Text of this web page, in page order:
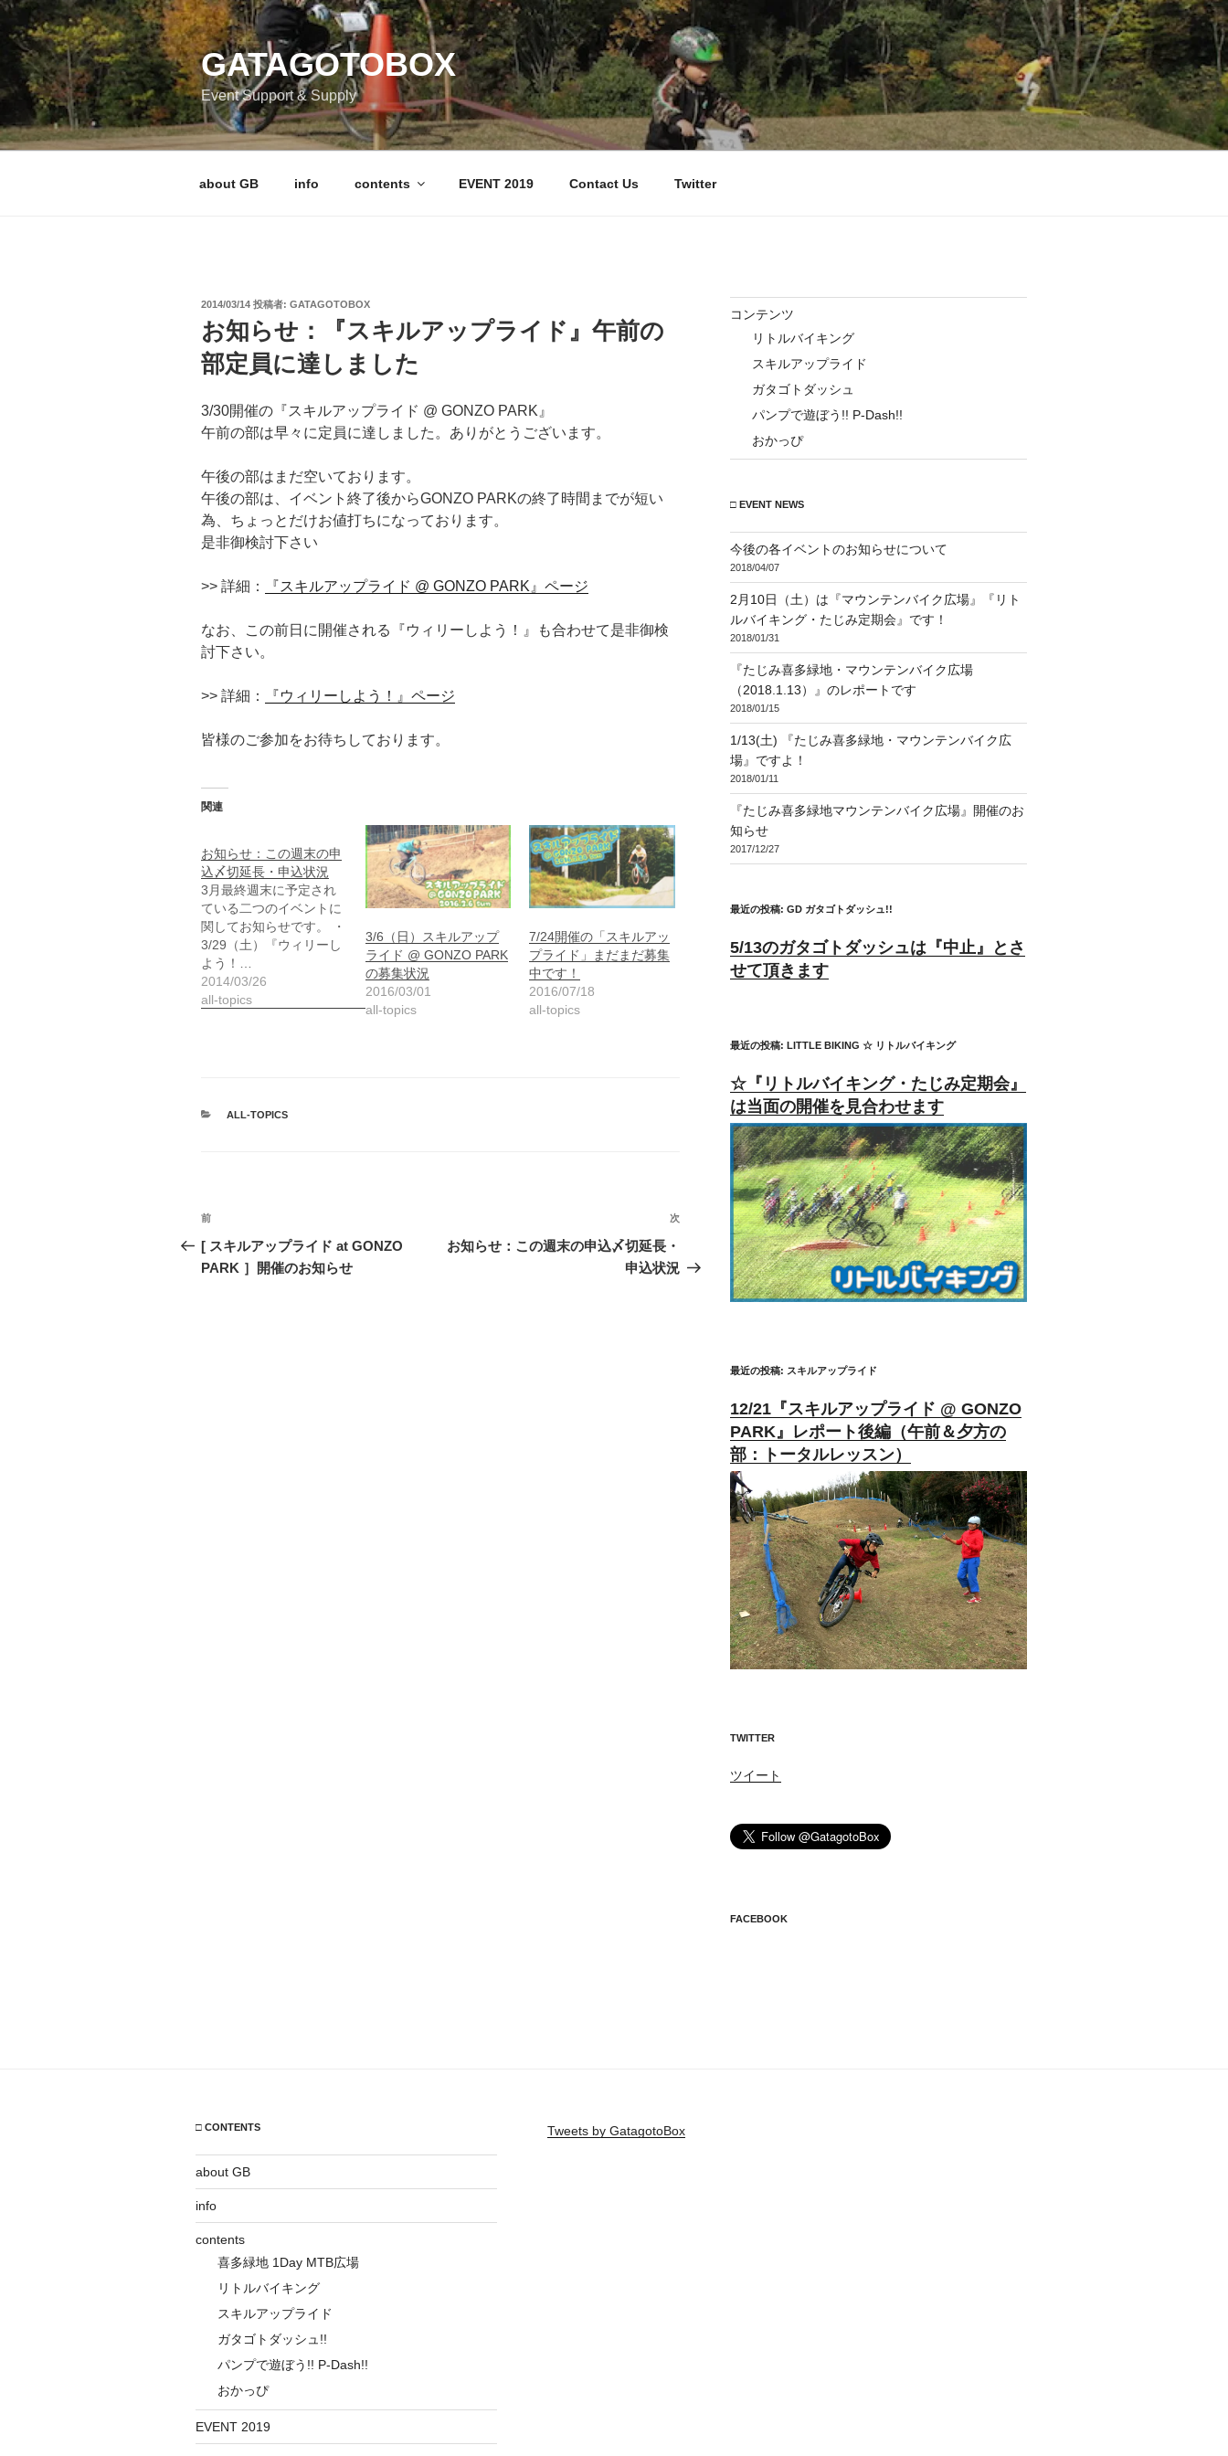
コ
ン
ツ
ス
GATAGOTOBOX
Event Support & Supply
about GB info contents EVENT 2019 Contact Us Twitter
投
日:
2014/03/14 投稿者: GATAGOTOBOX
お知らせ：『スキルアップライド』午前の
部定員に達しました
3/30開催の『スキルアップライド @ GONZO PARK』
午前の部は早々に定員に達しました。ありがとうございます。
午後の部はまだ空いております。
午後の部は、イベント終了後からGONZO PARKの終了時間までが短い
為、ちょっとだけお値打ちになっております。
是非御検討下さい
>> 詳細： 『スキルアップライド @ GONZO PARK』ページ
なお、この前日に開催される『ウィリーしよう！』も合わせて是非御検
討下さい。
>> 詳細： 『ウィリーしよう！』ページ
皆様のご参加をお待ちしております。
関連
お知らせ：この週末の申
込〆切延長・申込状況
3月最終週末に予定され
ている二つのイベントに
関してお知らせです。 ・
3/29（土）『ウィリーし
よう！…
2014/03/26
all-topics
3/6（日）スキルアップ
ライド @ GONZO PARK
の募集状況
2016/03/01
all-topics
7/24開催の「スキルアッ
プライド」まだまだ募集
中です！
2016/07/18
all-topics
カ
ALL-TOPICS
投
稿
ナ
前
の
投
前
[ スキルアップライド at GONZO
PARK ］開催のお知らせ
次
投
次
お知らせ：この週末の申込〆切延長・
申込状況
コンテンツ
リトルバイキング
スキルアップライド
ガタゴトダッシュ
パンプで遊ぼう!! P-Dash!!
おかっぴ
□ EVENT NEWS
今後の各イベントのお知らせについて
2018/04/07
2月10日（土）は『マウンテンバイク広場』『リト
ルバイキング・たじみ定期会』です！
2018/01/31
『たじみ喜多緑地・マウンテンバイク広場
（2018.1.13）』のレポートです
2018/01/15
1/13(土) 『たじみ喜多緑地・マウンテンバイク広
場』ですよ！
2018/01/11
『たじみ喜多緑地マウンテンバイク広場』開催のお
知らせ
2017/12/27
最近の投稿: GD ガタゴトダッシュ!!
5/13のガタゴトダッシュは『中止』とさ
せて頂きます
最近の投稿: LITTLE BIKING ☆ リトルバイキング
☆『リトルバイキング・たじみ定期会』
は当面の開催を見合わせます
最近の投稿: スキルアップライド
12/21『スキルアップライド @ GONZO
PARK』レポート後編（午前＆夕方の
部：トータルレッスン）
TWITTER
ツイート
FACEBOOK
□ CONTENTS
about GB
info
contents
喜多緑地 1Day MTB広場
リトルバイキング
スキルアップライド
ガタゴトダッシュ!!
パンプで遊ぼう!! P-Dash!!
おかっぴ
EVENT 2019
Tweets by GatagotoBox